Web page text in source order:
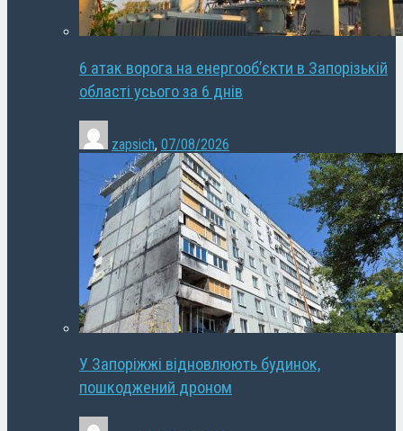
6 атак ворога на енергооб’єкти в Запорізькій
області усього за 6 днів
zapsich, 07/08/2026
У Запоріжжі відновлюють будинок,
пошкоджений дроном